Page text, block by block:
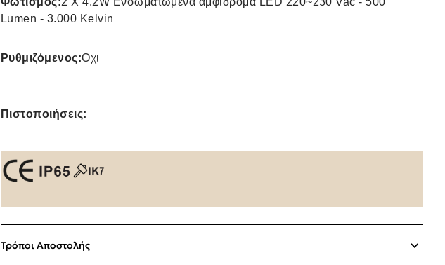
Lumen - 3.000 Kelvin
Ρυθμιζόμενος:Οχι
Πιστοποιήσεις:
Τρόποι Αποστολής